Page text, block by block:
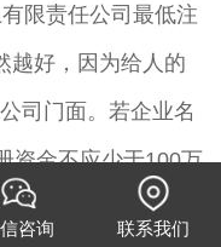
限责任公司最低注
越好，因为给人的
司门面。若企业名
资金不应少于100万
咨询 联系我们